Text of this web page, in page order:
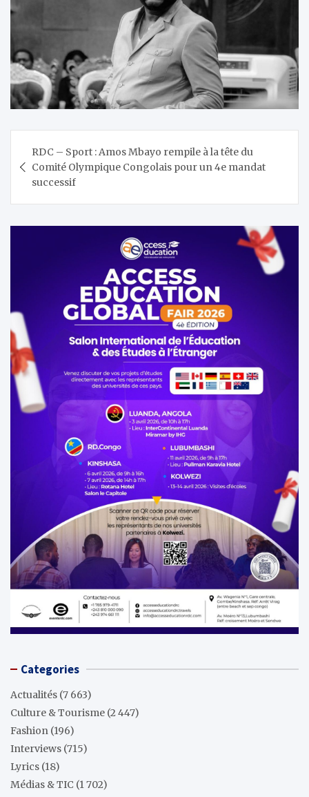
de
l’article
RDC – Sport : Amos Mbayo rempile à la tête du
Comité Olympique Congolais pour un 4e mandat
successif
Categories
Actualités (7 663)
Culture & Tourisme (2 447)
Fashion (196)
Interviews (715)
Lyrics (18)
Médias & TIC (1 702)